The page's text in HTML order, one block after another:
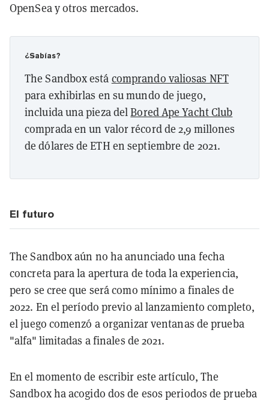
OpenSea y otros mercados.
¿Sabías?
The Sandbox está comprando valiosas NFT
para exhibirlas en su mundo de juego,
incluida una pieza delBored Ape Yacht Club
comprada en un valor récord de 2,9 millones
de dólares de ETH en septiembre de 2021.
El futuro
The Sandbox aún no ha anunciado una fecha
concreta para la apertura de toda la experiencia,
pero se cree que será como mínimo a finales de
2022. En el período previo al lanzamiento completo,
el juego comenzó a organizar ventanas de prueba
"alfa" limitadas a finales de 2021.
En el momento de escribir este artículo, The
Sandbox ha acogido dos de esos periodos de prueba